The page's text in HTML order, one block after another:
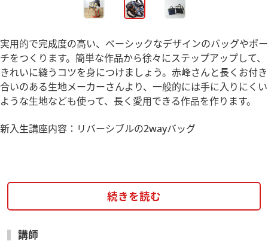
実用的で完成度の高い、ベーシックなデザインのバッグやポー
チをつくります。簡単な作品から徐々にステップアップして、
きれいに縫うコツを身につけましょう。赤峰さんと長くお付き
合いのある生地メーカーさんより、一般的には手に入りにくい
ような生地なども使って、長く愛用できる作品を作ります。
新入生講座内容：リバーシブルの2wayバッグ
続きを読む
講師